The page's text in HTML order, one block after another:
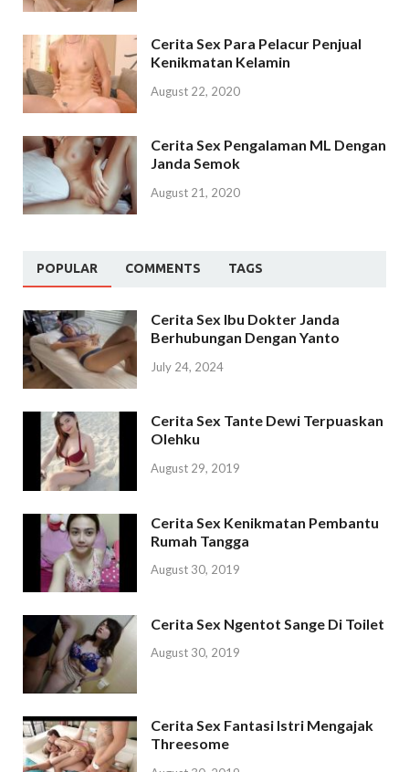
Cerita Sex Para Pelacur Penjual
Kenikmatan Kelamin
August 22, 2020
Cerita Sex Pengalaman ML Dengan
Janda Semok
August 21, 2020
POPULAR COMMENTS TAGS
Cerita Sex Ibu Dokter Janda
Berhubungan Dengan Yanto
July 24, 2024
Cerita Sex Tante Dewi Terpuaskan
Olehku
August 29, 2019
Cerita Sex Kenikmatan Pembantu
Rumah Tangga
August 30, 2019
Cerita Sex Ngentot Sange Di Toilet
August 30, 2019
Cerita Sex Fantasi Istri Mengajak
Threesome